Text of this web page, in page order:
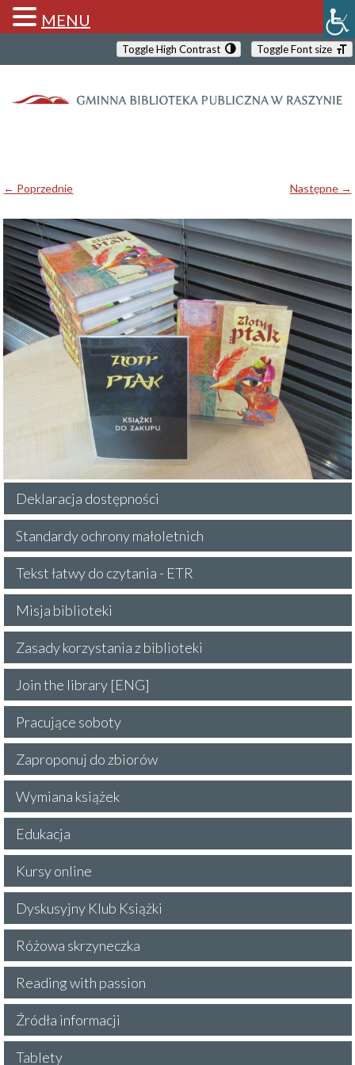
Toggle High Contrast Toggle Font size
← Poprzednie Następne →
Deklaracja dostępności
Standardy ochrony małoletnich
Tekst łatwy do czytania - ETR
Misja biblioteki
Zasady korzystania z biblioteki
Join the library [ENG]
Pracujące soboty
Zaproponuj do zbiorów
Wymiana książek
Edukacja
Kursy online
Dyskusyjny Klub Książki
Różowa skrzyneczka
Reading with passion
Źródła informacji
Tablety
MENU